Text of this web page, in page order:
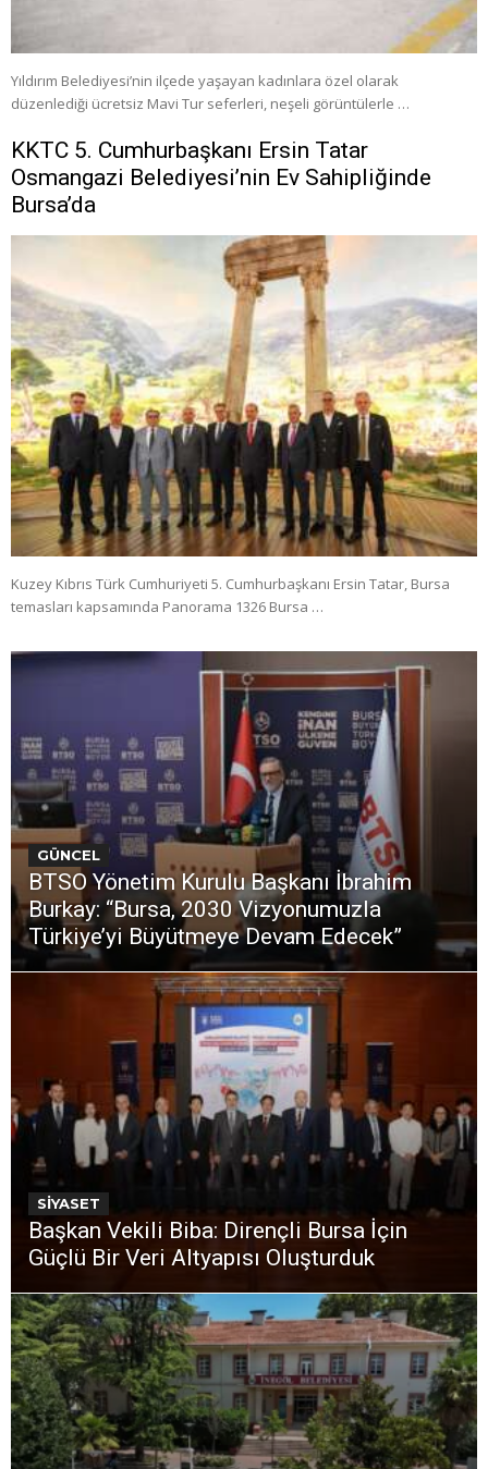
Yıldırım Belediyesi’nin ilçede yaşayan kadınlara özel olarak
düzenlediği ücretsiz Mavi Tur seferleri, neşeli görüntülerle …
KKTC 5. Cumhurbaşkanı Ersin Tatar
Osmangazi Belediyesi’nin Ev Sahipliğinde
Bursa’da
Kuzey Kıbrıs Türk Cumhuriyeti 5. Cumhurbaşkanı Ersin Tatar, Bursa
temasları kapsamında Panorama 1326 Bursa …
GÜNCEL
BTSO Yönetim Kurulu Başkanı İbrahim
Burkay: “Bursa, 2030 Vizyonumuzla
Türkiye’yi Büyütmeye Devam Edecek”
SİYASET
Başkan Vekili Biba: Dirençli Bursa İçin
Güçlü Bir Veri Altyapısı Oluşturduk